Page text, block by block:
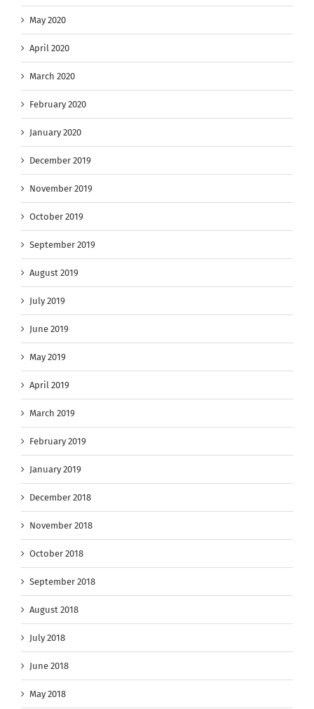
May 2020
April 2020
March 2020
February 2020
January 2020
December 2019
November 2019
October 2019
September 2019
August 2019
July 2019
June 2019
May 2019
April 2019
March 2019
February 2019
January 2019
December 2018
November 2018
October 2018
September 2018
August 2018
July 2018
June 2018
May 2018